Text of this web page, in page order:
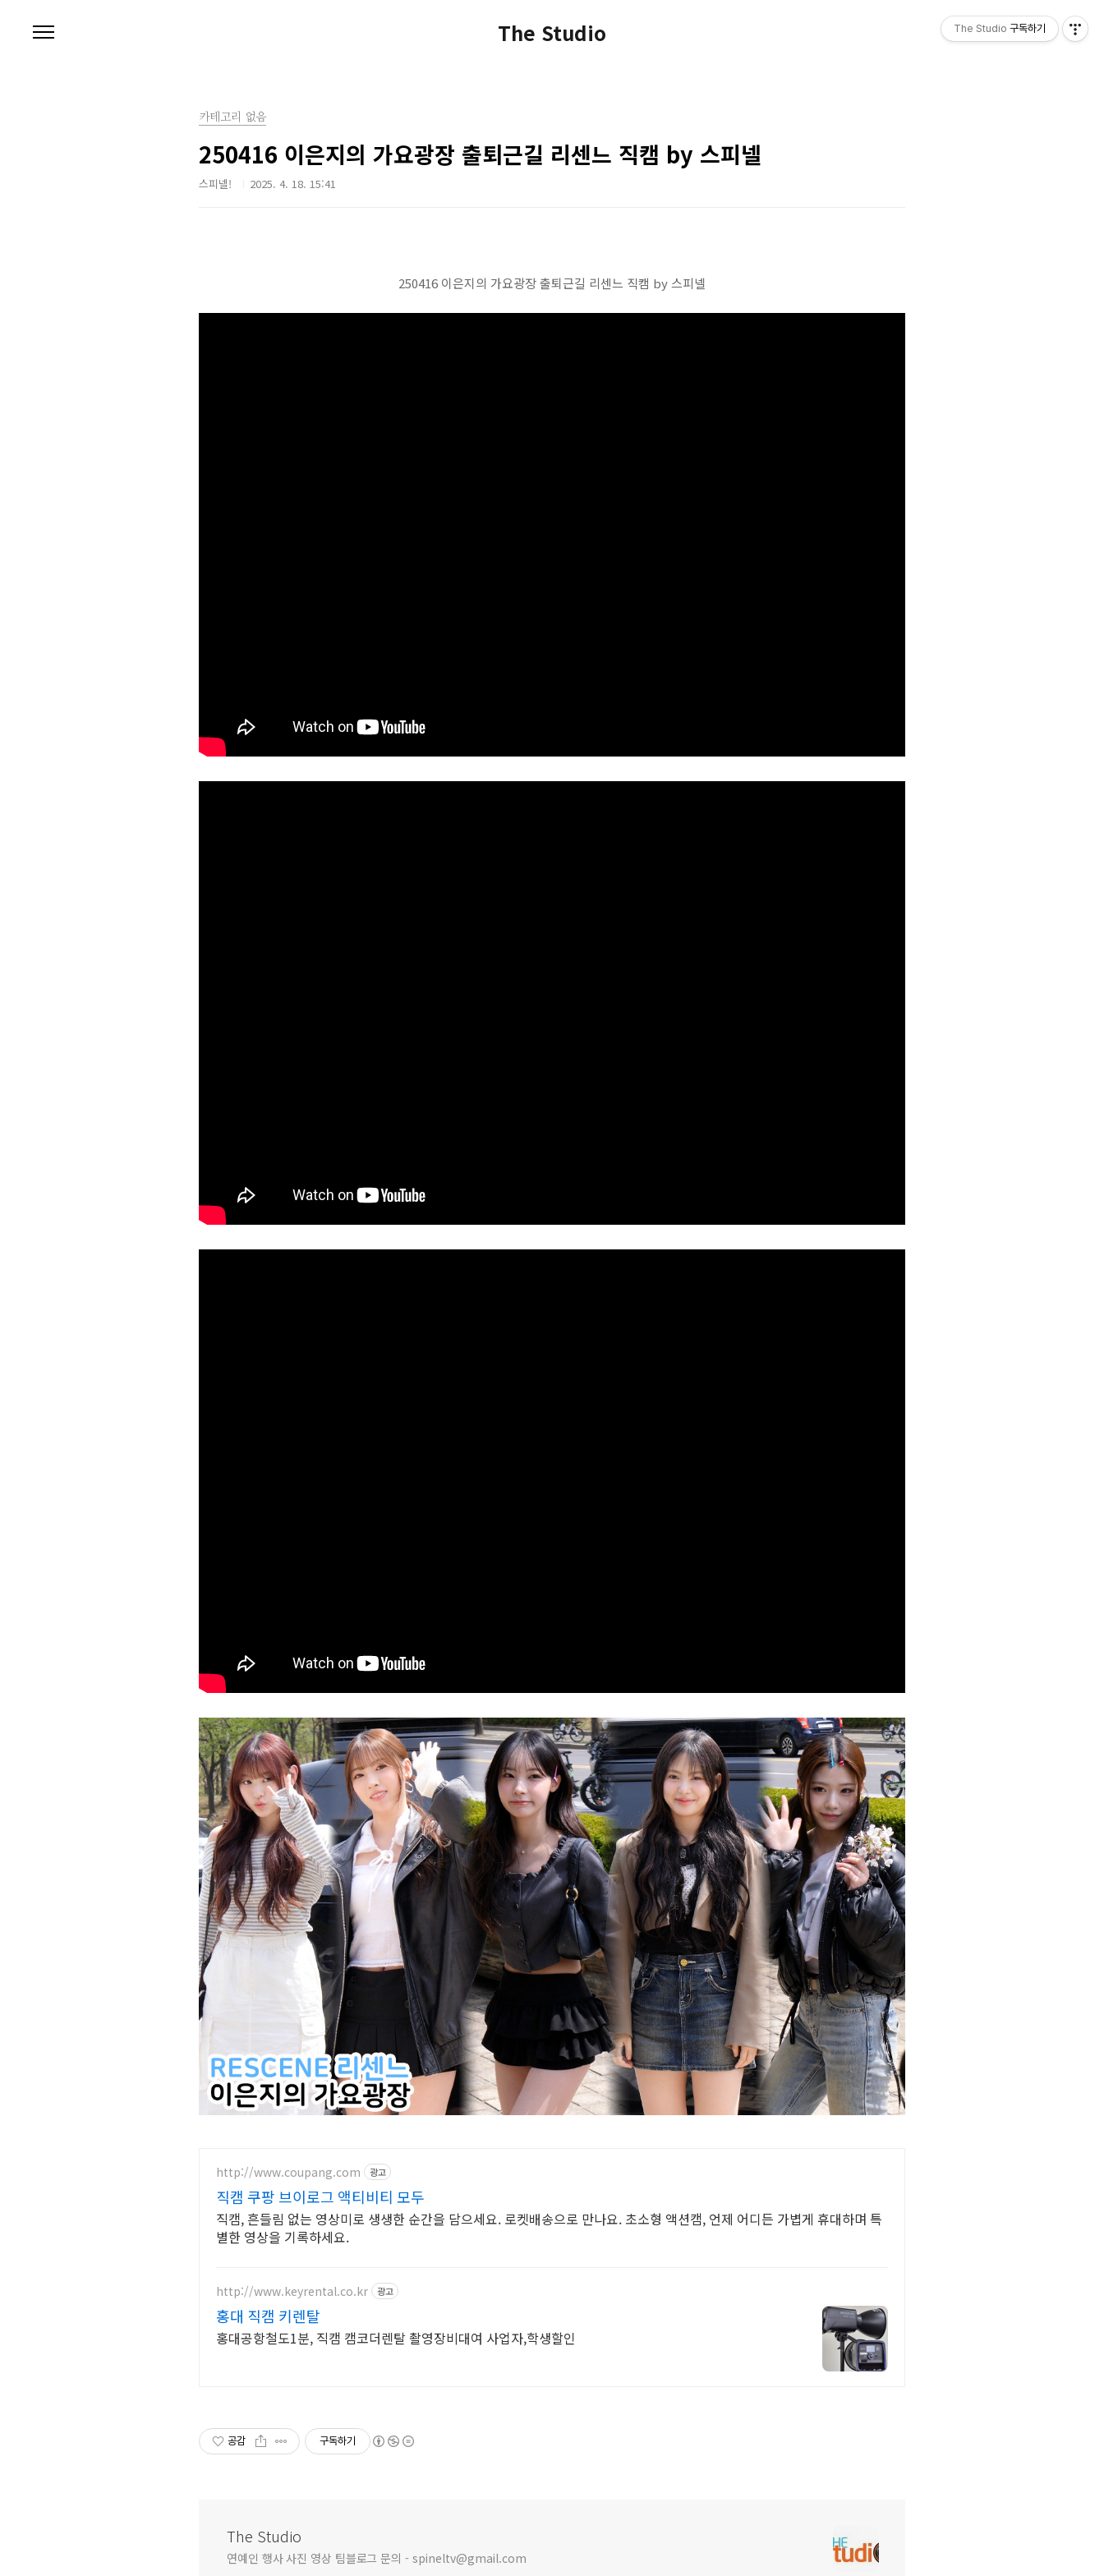
The Studio
카테고리 없음
250416 이은지의 가요광장 출퇴근길 리센느 직캠 by 스피넬
스피넬! 2025. 4. 18. 15:41
250416 이은지의 가요광장 출퇴근길 리센느 직캠 by 스피넬
http://www.coupang.com 광고
직캠 쿠팡 브이로그 액티비티 모두
직캠, 흔들림 없는 영상미로 생생한 순간을 담으세요. 로켓배송으로 만나요. 초소형 액션캠, 언제 어디든 가볍게 휴대하며 특
별한 영상을 기록하세요.
http://www.keyrental.co.kr 광고
홍대 직캠 키렌탈
홍대공항철도1분, 직캠 캠코더렌탈 촬영장비대여 사업자,학생할인
공감 구독하기
The Studio
연예인 행사 사진 영상 팀블로그 문의 - spineltv@gmail.com
The Studio 구독하기